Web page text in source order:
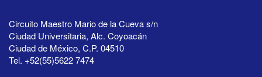
Circuito Maestro Mario de la Cueva s/n
Ciudad Universitaria, Alc. Coyoacán
Ciudad de México, C.P. 04510
Tel. +52(55)5622 7474